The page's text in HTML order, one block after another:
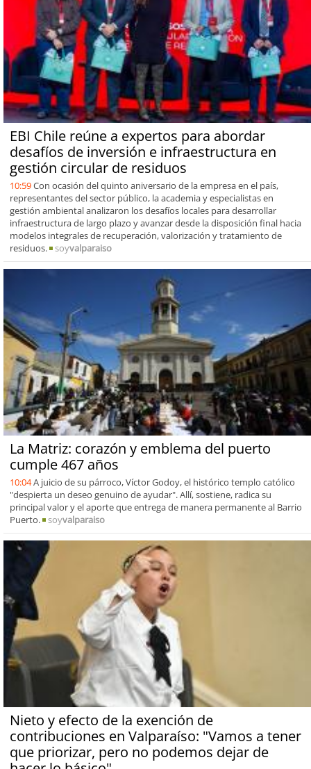
EBI Chile reúne a expertos para abordar
desafíos de inversión e infraestructura en
gestión circular de residuos
10:59Con ocasión del quinto aniversario de la empresa en el país,
representantes del sector público, la academia y especialistas en
gestión ambiental analizaron los desafíos locales para desarrollar
infraestructura de largo plazo y avanzar desde la disposición final hacia
modelos integrales de recuperación, valorización y tratamiento de
residuos.
soyvalparaiso
La Matriz: corazón y emblema del puerto
cumple 467 años
10:04A juicio de su párroco, Víctor Godoy, el histórico templo católico
"despierta un deseo genuino de ayudar". Allí, sostiene, radica su
principal valor y el aporte que entrega de manera permanente al Barrio
Puerto.
soyvalparaiso
Nieto y efecto de la exención de
contribuciones en Valparaíso: "Vamos a tener
que priorizar, pero no podemos dejar de